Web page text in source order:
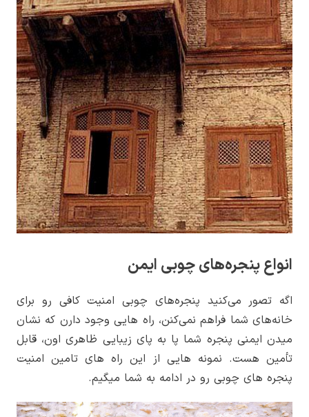
انواع پنجره‌های چوبی ایمن
اگه تصور می‌کنید پنجره‌های چوبی امنیت کافی رو برای
خانه‌های شما فراهم نمی‌کنن، راه هایی وجود دارن که نشان
میدن ایمنی پنجره شما پا به پای زیبایی ظاهری اون، قابل
تأمین هست. نمونه هایی از این راه های تامین امنیت
پنجره های چوبی رو در ادامه به شما میگیم.